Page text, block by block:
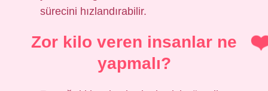
sürecini hızlandırabilir.
Zor kilo veren insanlar ne
yapmalı?